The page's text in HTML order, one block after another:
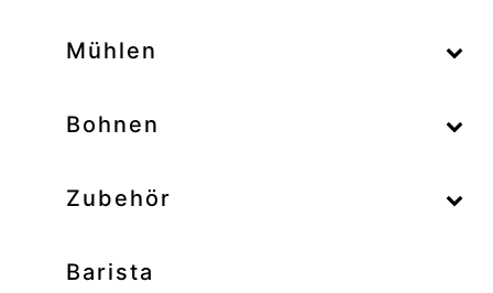
Mühlen
–
Bohnen
–
Zubehör
Barista